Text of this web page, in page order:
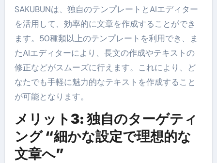
SAKUBUNは、独自のテンプレートとAIエディター
を活用して、効率的に文章を作成することができ
ます。50種類以上のテンプレートを利用でき、ま
たAIエディターにより、長文の作成やテキストの
修正などがスムーズに行えます。これにより、ど
なたでも手軽に魅力的なテキストを作成すること
が可能となります。
メリット3: 独自のターゲティ
ング “細かな設定で理想的な
文章へ”